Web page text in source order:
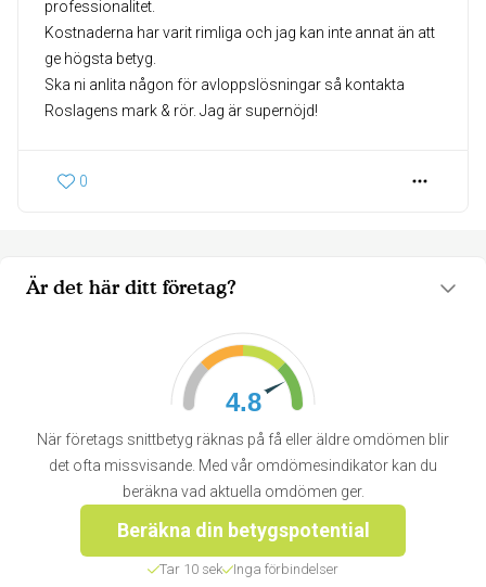
Är det här ditt företag?
4.8
När företags snittbetyg räknas på få eller äldre omdömen blir
det ofta missvisande. Med vår omdömesindikator kan du
beräkna vad aktuella omdömen ger.
Beräkna din betygspotential
Tar 10 sek Inga förbindelser
professionalitet.
Kostnaderna har varit rimliga och jag kan inte annat än att
ge högsta betyg.
Ska ni anlita någon för avloppslösningar så kontakta
Roslagens mark & rör. Jag är supernöjd!
0